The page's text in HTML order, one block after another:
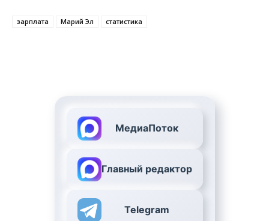
зарплата Марий Эл статистика
МедиаПоток
Главный редактор
Telegram